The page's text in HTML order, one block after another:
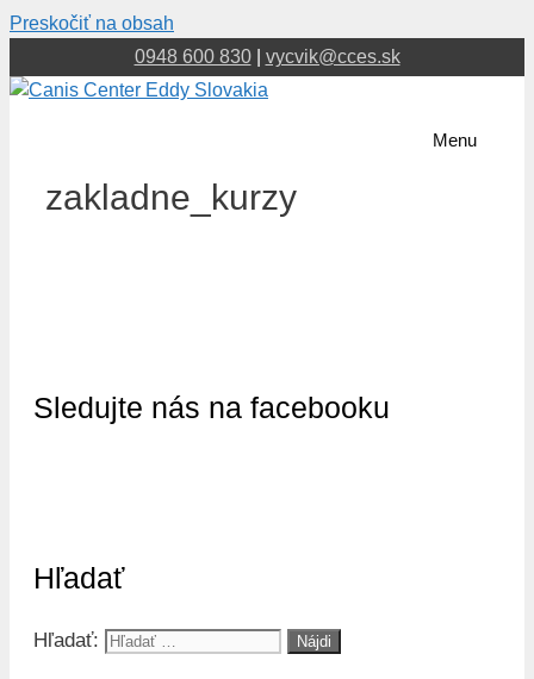
Preskočiť na obsah
0948 600 830| vycvik@cces.sk
Menu
zakladne_kurzy
Sledujte nás na facebooku
Hľadať
Hľadať: